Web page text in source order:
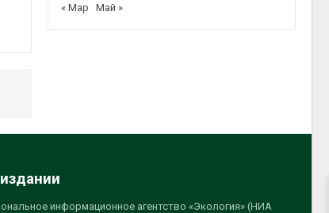
« Мар
Май »
информационное агентство «Экология» (НИА